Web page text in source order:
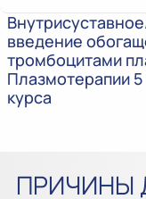
введение
тромбоцитами
Плазмотерапии
курса
ПРИЧИНЫ